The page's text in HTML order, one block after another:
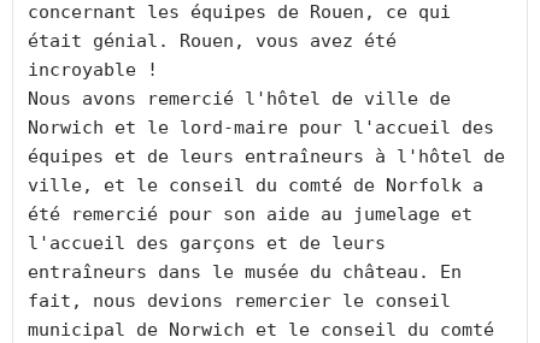
concernant les équipes de Rouen, ce qui
était génial. Rouen, vous avez été
incroyable !
Nous avons remercié l'hôtel de ville de
Norwich et le lord-maire pour l'accueil des
équipes et de leurs entraîneurs à l'hôtel de
ville, et le conseil du comté de Norfolk a
été remercié pour son aide au jumelage et
l'accueil des garçons et de leurs
entraîneurs dans le musée du château. En
fait, nous devions remercier le conseil
municipal de Norwich et le conseil du comté